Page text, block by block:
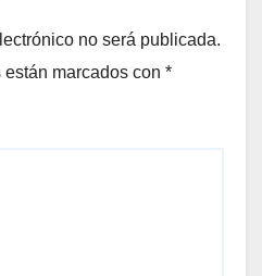
no será publicada.
marcados con *